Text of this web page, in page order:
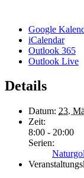
Google
iCalendar
Outlook 365
Outlook Live
Details
Datum: 23.
Zeit:
8:00 - 20:00
Serien: